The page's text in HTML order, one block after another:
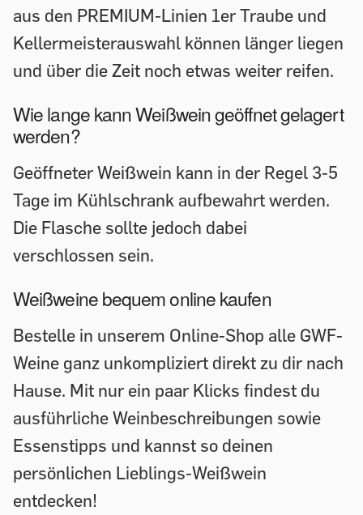
aus den PREMIUM-Linien 1er Traube und
Kellermeisterauswahl können länger liegen
und über die Zeit noch etwas weiter reifen.
Wie lange kann Weißwein geöffnet gelagert
werden?
Geöffneter Weißwein kann in der Regel 3-5
Tage im Kühlschrank aufbewahrt werden.
Die Flasche sollte jedoch dabei
verschlossen sein.
Weißweine bequem online kaufen
Bestelle in unserem Online-Shop alle GWF-
Weine ganz unkompliziert direkt zu dir nach
Hause. Mit nur ein paar Klicks findest du
ausführliche Weinbeschreibungen sowie
Essenstipps und kannst so deinen
persönlichen Lieblings-Weißwein
entdecken!